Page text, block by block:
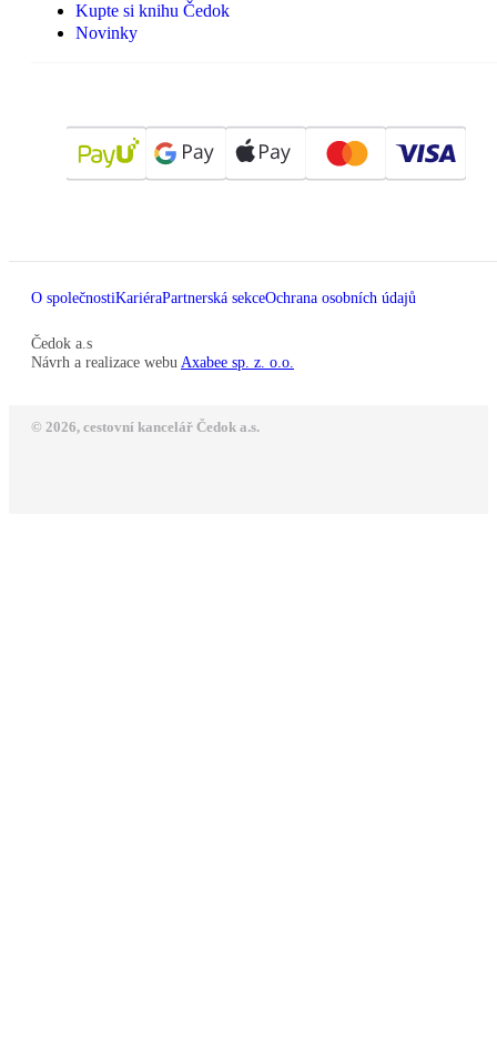
Kupte si knihu Čedok
Novinky
O společnostiKariéraPartnerská sekceOchrana osobních údajů
Čedok a.s
Návrh a realizace webu Axabee sp. z. o.o.
© 2026, cestovní kancelář Čedok a.s.